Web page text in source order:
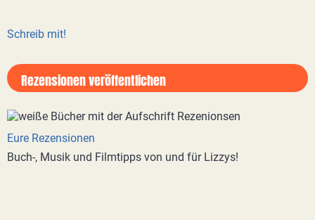
Schreib mit!
Rezensionen veröffentlichen
Eure Rezensionen
Buch-, Musik und Filmtipps von und für Lizzys!